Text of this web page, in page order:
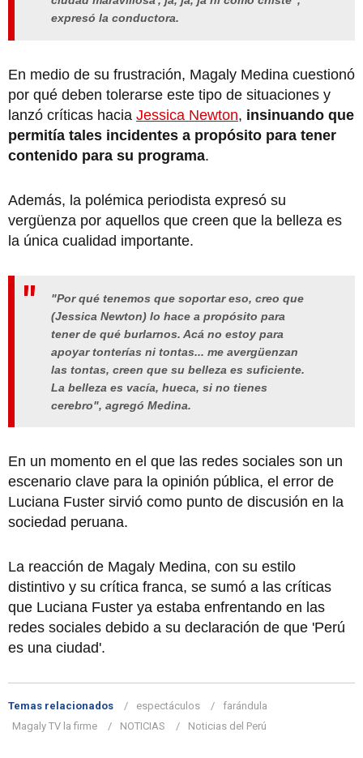
expresó la conductora.
En medio de su frustración, Magaly Medina cuestionó
por qué deben tolerarse este tipo de situaciones y
lanzó críticas hacia Jessica Newton, insinuando que
permitía tales incidentes a propósito para tener
contenido para su programa.
Además, la polémica periodista expresó su
vergüenza por aquellos que creen que la belleza es
la única cualidad importante.
"Por qué tenemos que soportar eso, creo que
(Jessica Newton) lo hace a propósito para
tener de qué burlarnos. Acá no estoy para
apoyar tonterías ni tontas... me avergüenzan
las tontas, creen que su belleza es suficiente.
La belleza es vacía, hueca, si no tienes
cerebro", agregó Medina.
En un momento en el que las redes sociales son un
escenario clave para la opinión pública, el error de
Luciana Fuster sirvió como punto de discusión en la
sociedad peruana.
La reacción de Magaly Medina, con su estilo
distintivo y su crítica franca, se sumó a las críticas
que Luciana Fuster ya estaba enfrentando en las
redes sociales debido a su declaración de que 'Perú
es una ciudad'.
Temas relacionados espectáculos
farándula
Magaly TV la firme
NOTICIAS Noticias del Perú